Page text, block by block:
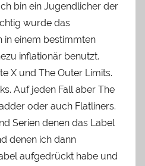
bin ein Jugendlicher der
wurde das
in einem bestimmten
inflationär benutzt.
X und The Outer Limits.
Auf jeden Fall aber The
oder auch Flatliners.
Serien denen das Label
denen ich dann
aufgedrückt habe und